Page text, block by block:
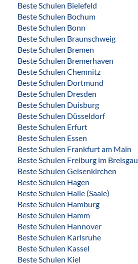
Beste Schulen Bielefeld
Beste Schulen Bochum
Beste Schulen Bonn
Beste Schulen Braunschweig
Beste Schulen Bremen
Beste Schulen Bremerhaven
Beste Schulen Chemnitz
Beste Schulen Dortmund
Beste Schulen Dresden
Beste Schulen Duisburg
Beste Schulen Düsseldorf
Beste Schulen Erfurt
Beste Schulen Essen
Beste Schulen Frankfurt am Main
Beste Schulen Freiburg im Breisgau
Beste Schulen Gelsenkirchen
Beste Schulen Hagen
Beste Schulen Halle (Saale)
Beste Schulen Hamburg
Beste Schulen Hamm
Beste Schulen Hannover
Beste Schulen Karlsruhe
Beste Schulen Kassel
Beste Schulen Kiel